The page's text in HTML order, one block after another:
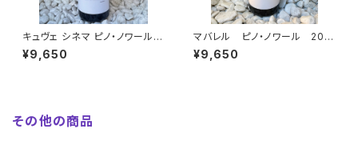
キュヴェ シネマ ピノ・ノワール 2
022 / クリスタルム
¥9,650
マバレル ピノ・ノワール 202
2/クリスタルム
¥9,650
その他の商品